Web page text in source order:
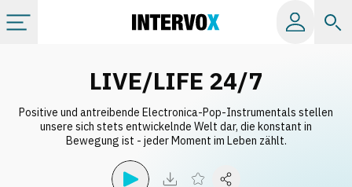
Alle Alben
LIVE/LIFE 24/7
Positive und antreibende Electronica-Pop-Instrumentals stellen
unsere sich stets entwickelnde Welt dar, die konstant in
Bewegung ist - jeder Moment im Leben zählt.